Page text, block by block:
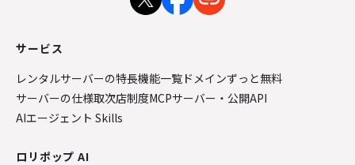
サービス
レンタルサーバーの特長機能一覧 ドメインずっと無料
サーバーの仕様取次店制度MCPサーバー・公開API
AIエージェント Skills
ロリポップ AI